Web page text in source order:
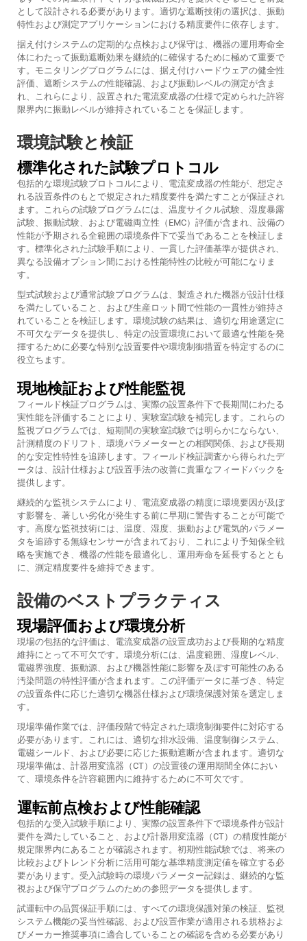
として設計される必要があります。適切な遮断技術の選択は、振動
特性および測定アプリケーションにおける精度要件に依存します。
据え付けシステムの定期的な点検および保守は、機器の運用寿命全
体にわたって振動遮断効果を継続的に確保するために極めて重要で
す。モニタリングプログラムには、据え付けハードウェアの健全性
評価、遮断システムの性能確認、および振動レベルの測定が含ま
れ、これらにより、設置された電流変成器の仕様で定められた許容
限界内に振動レベルが維持されていることを保証します。
環境試験と検証
標準化された試験プロトコル
包括的な環境試験プロトコルにより、電流変成器の性能が、想定さ
れる設置条件のもとで規定された精度要件を満たすことが保証され
ます。これらの試験プログラムには、温度サイクル試験、湿度暴露
試験、振動試験、および電磁両立性（EMC）評価が含まれ、設備の
性能が予期される全範囲の環境条件下で妥当であることを検証しま
す。標準化された試験手順により、一貫した評価基準が提供され、
異なる設備オプション間における性能特性の比較が可能になりま
す。
型式試験および通常試験プログラムは、製造された機器が設計仕様
を満たしていること、および生産ロット間で性能の一貫性が維持さ
れていることを検証します。環境試験の結果は、適切な用途選定に
不可欠なデータを提供し、特定の設置環境において最適な性能を発
揮するために必要な特別な設置要件や環境制御措置を特定するのに
役立ちます。
現地検証および性能監視
フィールド検証プログラムは、実際の設置条件下で長期間にわたる
実性能を評価することにより、実験室試験を補完します。これらの
監視プログラムでは、短期間の実験室試験では明らかにならない、
計測精度のドリフト、環境パラメーターとの相関関係、および長期
的な安定性特性を追跡します。フィールド検証調査から得られたデ
ータは、設計仕様および設置手法の改善に貴重なフィードバックを
提供します。
継続的な監視システムにより、電流変成器の精度に環境要因が及ぼ
す影響を、著しい劣化が発生する前に早期に警告することが可能で
す。高度な監視技術には、温度、湿度、振動および電気的パラメー
タを追跡する無線センサーが含まれており、これにより予知保全戦
略を実施でき、機器の性能を最適化し、運用寿命を延長するととも
に、測定精度要件を維持できます。
設備のベストプラクティス
現場評価および環境分析
現場の包括的な評価は、電流変成器の設置成功および長期的な精度
維持にとって不可欠です。環境分析には、温度範囲、湿度レベル、
電磁界強度、振動源、および機器性能に影響を及ぼす可能性のある
汚染問題の特性評価が含まれます。この評価データに基づき、特定
の設置条件に応じた適切な機器仕様および環境保護対策を選定しま
す。
現場準備作業では、評価段階で特定された環境制御要件に対応する
必要があります。これには、適切な排水設備、温度制御システム、
電磁シールド、および必要に応じた振動遮断が含まれます。適切な
現場準備は、計器用変流器（CT）の設置後の運用期間全体におい
て、環境条件を許容範囲内に維持するために不可欠です。
運転前点検および性能確認
包括的な受入試験手順により、実際の設置条件下で環境条件が設計
要件を満たしていること、および計器用変流器（CT）の精度性能が
規定限界内にあることが確認されます。初期性能試験では、将来の
比較およびトレンド分析に活用可能な基準精度測定値を確立する必
要があります。受入試験時の環境パラメーター記録は、継続的な監
視および保守プログラムのための参照データを提供します。
試運転中の品質保証手順には、すべての環境保護対策の検証、監視
システム機能の妥当性確認、および設置作業が適用される規格およ
びメーカー推奨事項に適合していることの確認を含める必要があり